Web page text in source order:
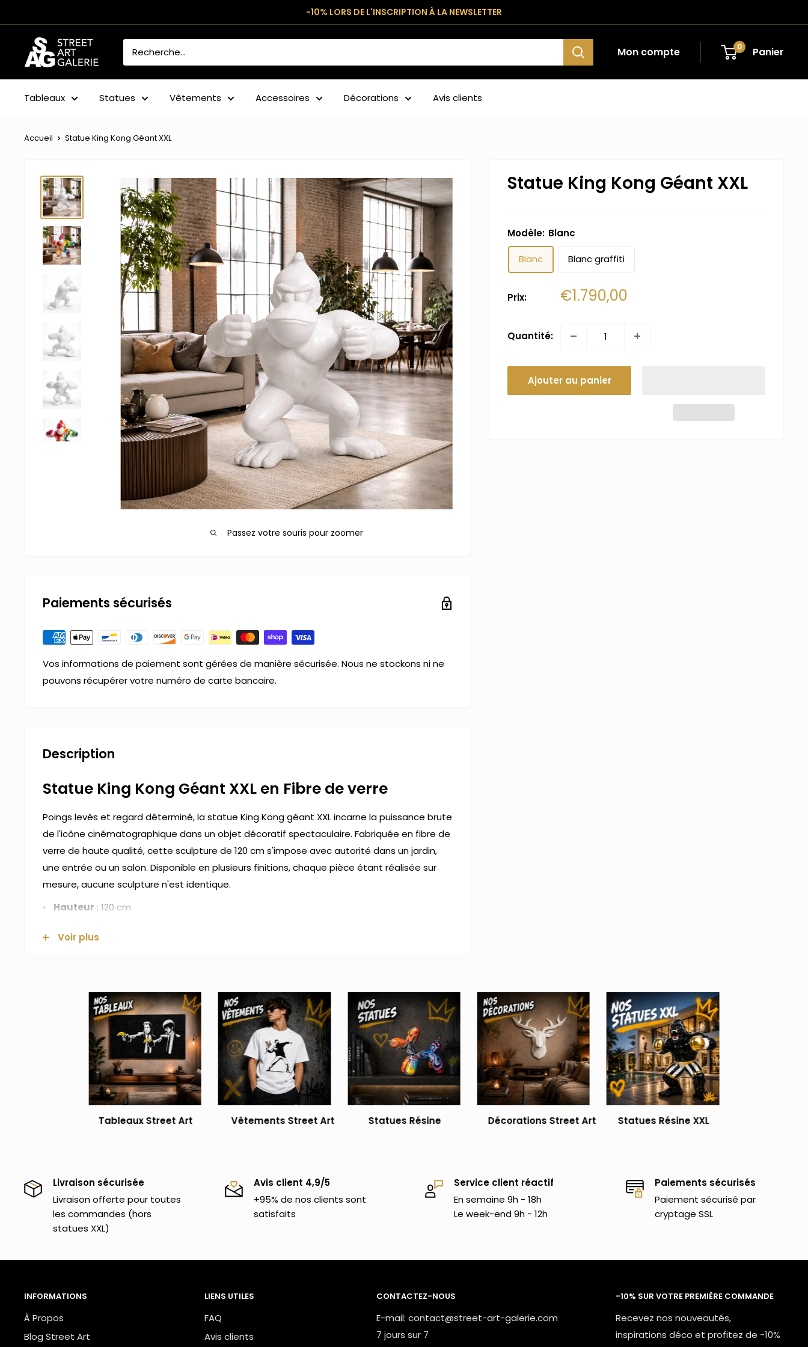
au
contenu
-10% LORS DE L'INSCRIPTION À LA NEWSLETTER
Street
Art
Galerie
Mon compte 0 Panier
Tableaux Statues Vêtements Accessoires Décorations Avis clients
Accueil Statue King Kong Géant XXL
Passez votre souris pour zoomer
Statue King Kong Géant XXL
Modèle: Blanc
Blanc Blanc graffiti
Prix: Prix
€1.790,00
Quantité:
Ajouter au panier
Paiements sécurisés
Vos informations de paiement sont gérées de manière sécurisée. Nous ne stockons ni ne
pouvons récupérer votre numéro de carte bancaire.
Description
Statue King Kong Géant XXL en Fibre de verre
Poings levés et regard déterminé, la statue King Kong géant XXL incarne la puissance brute
de l'icône cinématographique dans un objet décoratif spectaculaire. Fabriquée en fibre de
verre de haute qualité, cette sculpture de 120 cm s'impose avec autorité dans un jardin,
une entrée ou un salon. Disponible en plusieurs finitions, chaque pièce étant réalisée sur
mesure, aucune sculpture n'est identique.
Hauteur : 120 cm
Largeur
Usage : intérieur et extérieur
Résistance : UV, pluie et gel
Fabriqué sur mesure — délai de confection d'environ 1 mois suivi de 2 semaines de
Paiement en plusieurs fois disponible par virement
Livraison gratuite en France métropolitaine, Belgique et Suisse
Découvrez l'ensemble de notre collection de
statues extérieur XXL
pour trouver d'autres
sculptures grandeur nature qui marqueront les esprits.
Voir plus
Tableaux Street Art Vêtements Street Art Statues Résine Décorations Street Art Statues Résine XXL
Livraison sécurisée
Livraison offerte pour toutes
les commandes (hors
statues XXL)
Avis client 4,9/5
+95% de nos clients sont
satisfaits
Service client réactif
En semaine 9h - 18h
Le week-end 9h - 12h
Paiements sécurisés
Paiement sécurisé par
cryptage SSL
INFORMATIONS
À Propos
Blog Street Art
LIENS UTILES
FAQ
Avis clients
CONTACTEZ-NOUS
E-mail: contact@street-art-galerie.com
7 jours sur 7
-10% SUR VOTRE PREMIÈRE COMMANDE
Recevez nos nouveautés,
inspirations déco et profitez de -10%